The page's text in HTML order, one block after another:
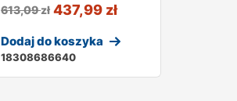
613,09zł 437,99 zł
Dodaj do koszyka
18308686640